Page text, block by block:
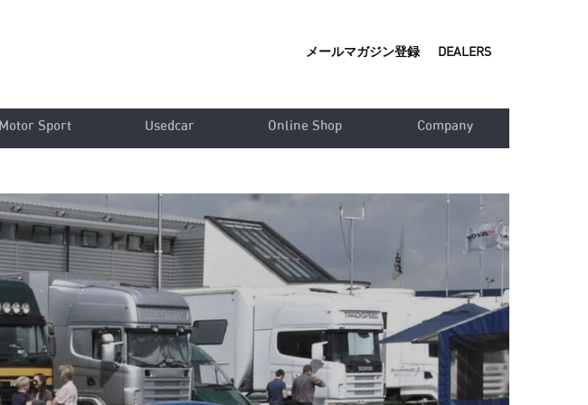
メールマガジン登録 DEALERS
Motor Sport Usedcar Online Shop Company